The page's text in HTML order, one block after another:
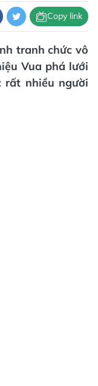
Copy link
tranh chức vô
Vua phá lưới
rất nhiều người